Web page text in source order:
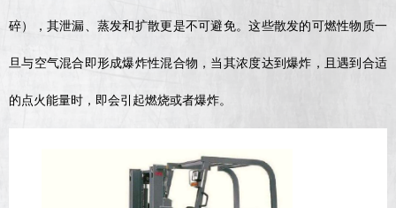
碎），其泄漏、蒸发和扩散更是不可避免。这些散发的可燃性物质一
旦与空气混合即形成爆炸性混合物，当其浓度达到爆炸，且遇到合适
的点火能量时，即会引起燃烧或者爆炸。